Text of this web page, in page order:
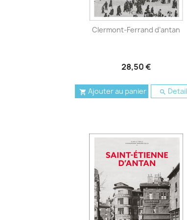
Clermont-Ferrand d’antan
28,50 €
 Ajouter au panier  Detail